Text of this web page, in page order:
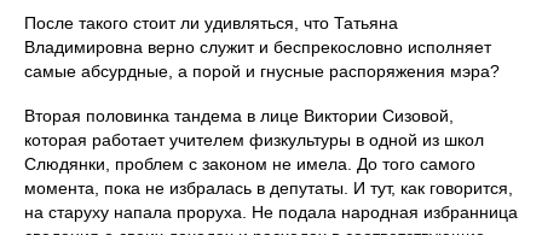
После такого стоит ли удивляться, что Татьяна
Владимировна верно служит и беспрекословно исполняет
самые абсурдные, а порой и гнусные распоряжения мэра?
Вторая половинка тандема в лице Виктории Сизовой,
которая работает учителем физкультуры в одной из школ
Слюдянки, проблем с законом не имела. До того самого
момента, пока не избралась в депутаты. И тут, как говорится,
на старуху напала проруха. Не подала народная избранница